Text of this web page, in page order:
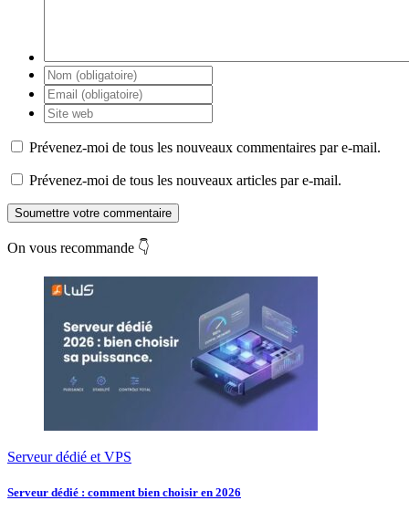
Prévenez-moi de tous les nouveaux commentaires par e-mail.
Prévenez-moi de tous les nouveaux articles par e-mail.
Soumettre votre commentaire
On vous recommande 👇
Serveur dédié et VPS
Serveur dédié : comment bien choisir en 2026